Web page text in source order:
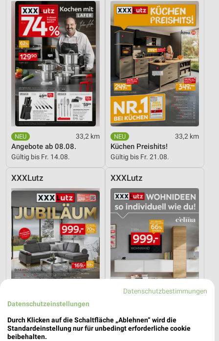
33,2 km
Angebote ab 08.08.
Gültig bis Fr. 14.08.
33,2 km
Küchen Preishits!
Gültig bis Fr. 21.08.
XXXLutz
33,2 km
Angebote ab 08.08.
XXXLutz
33,2 km
Datenschutzbestimmungen
Datenschutzeinstellungen
Durch Klicken auf die Schaltfläche „Ablehnen“ wird die
Standardeinstellung nur für unbedingt erforderliche cookie
beibehalten.